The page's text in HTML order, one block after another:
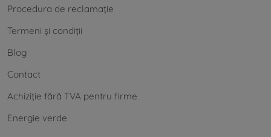
Procedura de reclamație
Termeni și condiții
Blog
Contact
Achiziție fără TVA pentru firme
Energie verde